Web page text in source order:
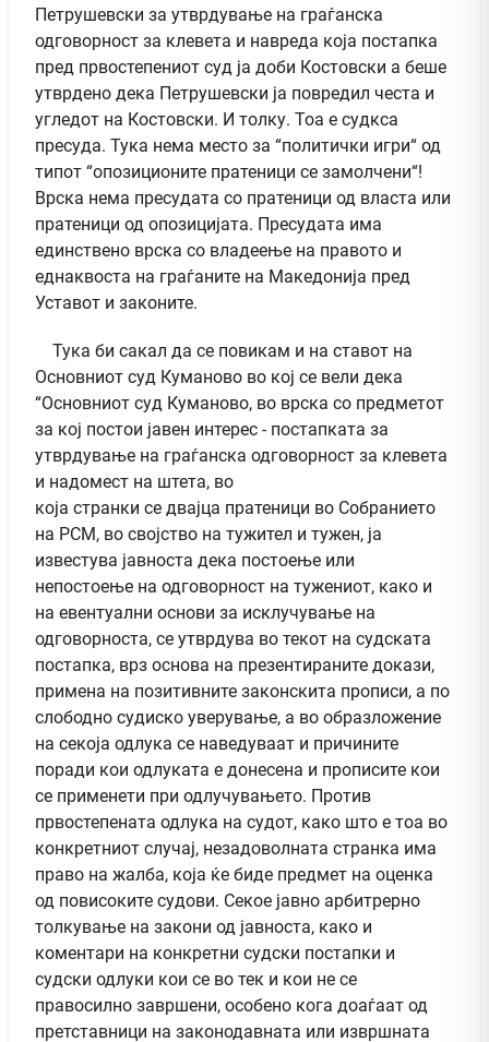
Петрушевски за утврдување на граѓанска
одговорност за клевета и навреда која постапка
пред првостепениот суд ја доби Костовски а беше
утврдено дека Петрушевски ја повредил честа и
угледот на Костовски. И толку. Тоа е судкса
пресуда. Тука нема место за “политички игри“ од
типот “опозиционите пратеници се замолчени“!
Врска нема пресудата со пратеници од власта или
пратеници од опозицијата. Пресудата има
единствено врска со владеење на правото и
еднаквоста на граѓаните на Македонија пред
Уставот и законите.
Тука би сакал да се повикам и на ставот на
Основниот суд Куманово во кој се вели дека
“Основниот суд Куманово, во врска со предметот
за кој постои јавен интерес - постапката за
утврдување на граѓанска одговорност за клевета
и надомест на штета, во
која странки се двајца пратеници во Собранието
на РСМ, во својство на тужител и тужен, ја
известува јавноста дека постоење или
непостоење на одговорност на тужениот, како и
на евентуални основи за исклучување на
одговорноста, се утврдува во текот на судската
постапка, врз основа на презентираните докази,
примена на позитивните законскита прописи, а по
слободно судиско уверување, а во образложение
на секоја одлука се наведуваат и причините
поради кои одлуката е донесена и прописите кои
се применети при одлучувањето. Против
првостепената одлука на судот, како што е тоа во
конкретниот случај, незадоволната странка има
право на жалба, која ќе биде предмет на оценка
од повисоките судови. Секое јавно арбитрерно
толкување на закони од јавноста, како и
коментари на конкретни судски постапки и
судски одлуки кои се во тек и кои не се
правосилно завршени, особено кога доаѓаат од
претставници на законодавната или извршната